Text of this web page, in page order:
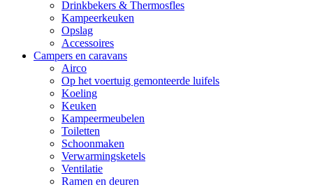
Drinkbekers & Thermosfles
Kampeerkeuken
Opslag
Accessoires
Campers en caravans
Airco
Op het voertuig gemonteerde luifels
Koeling
Keuken
Kampeermeubelen
Toiletten
Schoonmaken
Verwarmingsketels
Ventilatie
Ramen en deuren